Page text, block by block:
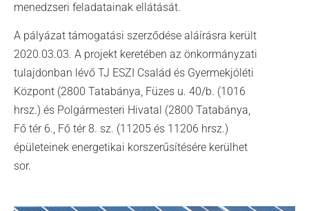
menedzseri feladatainak ellátását.
A pályázat támogatási szerződése aláírásra került
2020.03.03. A projekt keretében az önkormányzati
tulajdonban lévő TJ ESZI Család és Gyermekjóléti
Központ (2800 Tatabánya, Füzes u. 40/b. (1016
hrsz.) és Polgármesteri Hivatal (2800 Tatabánya,
Fő tér 6., Fő tér 8. sz. (11205 és 11206 hrsz.)
épületeinek energetikai korszerűsítésére kerülhet
sor.